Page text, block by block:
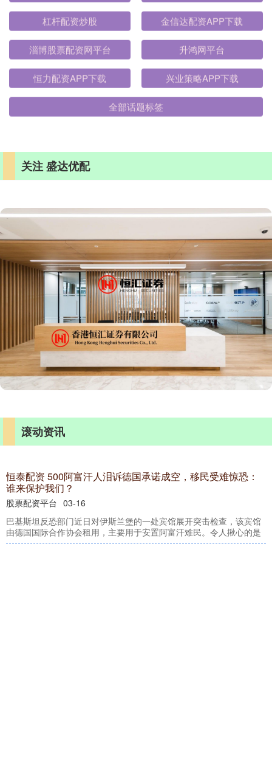
杠杆配资炒股 金信达配资APP下载
淄博股票配资网平台 升鸿网平台
恒力配资APP下载 兴业策略APP下载
全部话题标签
关注 盛达优配
滚动资讯
恒泰配资 500阿富汗人泪诉德国承诺成空，移民受难惊恐：
谁来保护我们？
股票配资平台 03-16
巴基斯坦反恐部门近日对伊斯兰堡的一处宾馆展开突击检查，该宾馆
由德国国际合作协会租用，主要用于安置阿富汗难民。令人揪心的是